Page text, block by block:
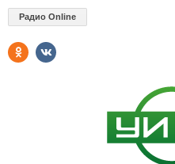
Радио Online